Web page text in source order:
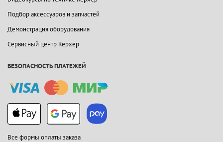
Подбор аксессуаров и запчастей
Демонстрация оборудования
Сервисный центр Керхер
БЕЗОПАСНОСТЬ ПЛАТЕЖЕЙ
Все формы оплаты заказа